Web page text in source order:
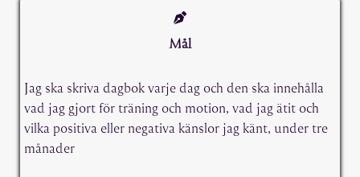
Mål
Jag ska skriva dagbok varje dag och den ska innehålla
vad jag gjort för träning och motion, vad jag ätit och
vilka positiva eller negativa känslor jag känt, under tre
månader